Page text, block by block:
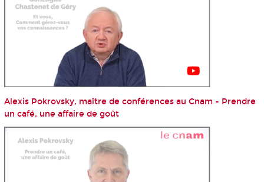
Alexis Pokrovsky, maître de conférences au Cnam - Prendre
un café, une affaire de goût